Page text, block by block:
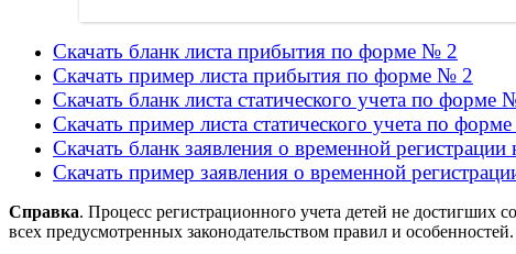
Скачать бланк листа прибытия по форме № 2
Скачать пример листа прибытия по форме № 2
Скачать бланк листа статического учета по форме
Скачать пример листа статического учета по
Скачать бланк заявления о временной регистрации
Скачать пример заявления о временной
Справка . Процесс регистрационного учета детей не
всех предусмотренных законодательством правил и особенностей.